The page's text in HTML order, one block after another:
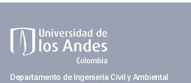
Departamento de Ingeniería Civil y Ambiental